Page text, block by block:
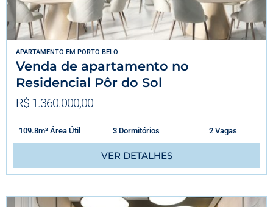
APARTAMENTO EM PORTO BELO
Venda de apartamento no
Residencial Pôr do Sol
R$ 1.360.000,00
109.8m² Área Útil 3 Dormitórios 2 Vagas
VER DETALHES